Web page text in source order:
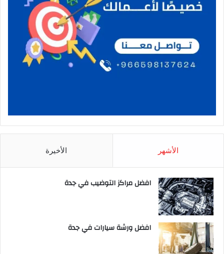
الأشهر الأخيرة
افضل مراكز التوضيب في جدة
افضل ورشة سيارات في جدة